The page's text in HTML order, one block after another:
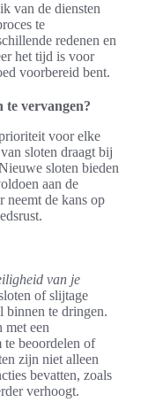
van de diensten
te
redenen en
het tijd is voor
voorbereid bent.
te vervangen?
voor elke
sloten draagt bij
sloten bieden
aan de
neemt de kans op
van je
of slijtage
binnen te dringen.
met een
te beoordelen of
zijn niet alleen
bevatten, zoals
verhoogt.